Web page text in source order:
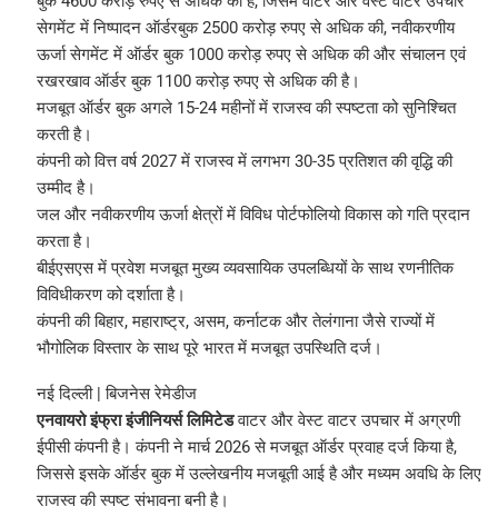
सेगमेंट में निष्पादन ऑर्डरबुक 2500 करोड़ रुपए से अधिक की, नवीकरणीय
ऊर्जा सेगमेंट में ऑर्डर बुक 1000 करोड़ रुपए से अधिक की और संचालन एवं
रखरखाव ऑर्डर बुक 1100 करोड़ रुपए से अधिक की है।
मजबूत ऑर्डर बुक अगले 15-24 महीनों में राजस्व की स्पष्टता को सुनिश्चित
करती है।
कंपनी को वित्त वर्ष 2027 में राजस्व में लगभग 30-35 प्रतिशत की वृद्धि की
उम्मीद है।
जल और नवीकरणीय ऊर्जा क्षेत्रों में विविध पोर्टफोलियो विकास को गति प्रदान
करता है।
बीईएसएस में प्रवेश मजबूत मुख्य व्यवसायिक उपलब्धियों के साथ रणनीतिक
विविधीकरण को दर्शाता है।
कंपनी की बिहार, महाराष्ट्र, असम, कर्नाटक और तेलंगाना जैसे राज्यों में
भौगोलिक विस्तार के साथ पूरे भारत में मजबूत उपस्थिति दर्ज।
नई दिल्ली | बिजनेस रेमेडीज
एनवायरो इंफ्रा इंजीनियर्स लिमिटेडवाटर और वेस्ट वाटर उपचार में अग्रणी
ईपीसी कंपनी है। कंपनी ने मार्च 2026 से मजबूत ऑर्डर प्रवाह दर्ज किया है,
जिससे इसके ऑर्डर बुक में उल्लेखनीय मजबूती आई है और मध्यम अवधि के लिए
राजस्व की स्पष्ट संभावना बनी है।